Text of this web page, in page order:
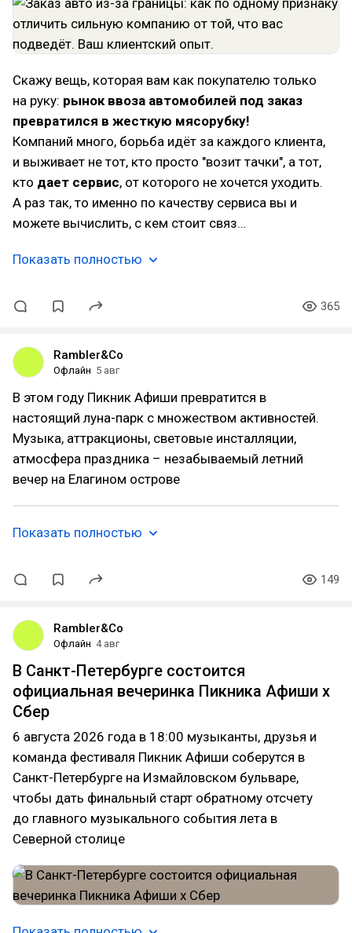
Скажу вещь, которая вам как покупателю только
на руку: рынок ввоза автомобилей под заказ
превратился в жесткую мясорубку!
Компаний много, борьба идёт за каждого клиента,
и выживает не тот, кто просто "возит тачки", а тот,
кто дает сервис, от которого не хочется уходить.
А раз так, то именно по качеству сервиса вы и
можете вычислить, с кем стоит связ…
Показать полностью
365
Rambler&Co
Офлайн 5 авг
В этом году Пикник Афиши превратится в
настоящий луна-парк с множеством активностей.
Музыка, аттракционы, световые инсталляции,
атмосфера праздника – незабываемый летний
вечер на Елагином острове
Показать полностью
149
Rambler&Co
Офлайн 4 авг
В Санкт-Петербурге состоится
официальная вечеринка Пикника Афиши x
Сбер
6 августа 2026 года в 18:00 музыканты, друзья и
команда фестиваля Пикник Афиши соберутся в
Санкт-Петербурге на Измайловском бульваре,
чтобы дать финальный старт обратному отсчету
до главного музыкального события лета в
Северной столице